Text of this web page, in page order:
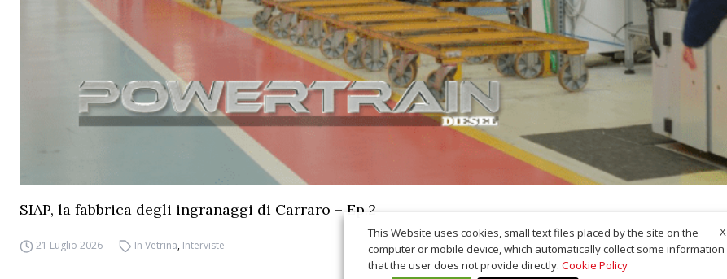
SIAP, la fabbrica degli ingranaggi di Carraro – Ep.2
21 Luglio 2026 In Vetrina, Interviste
X
This Website uses cookies, small text files placed by the site on the
computer or mobile device, which automatically collect some information
that the user does not provide directly. Cookie Policy